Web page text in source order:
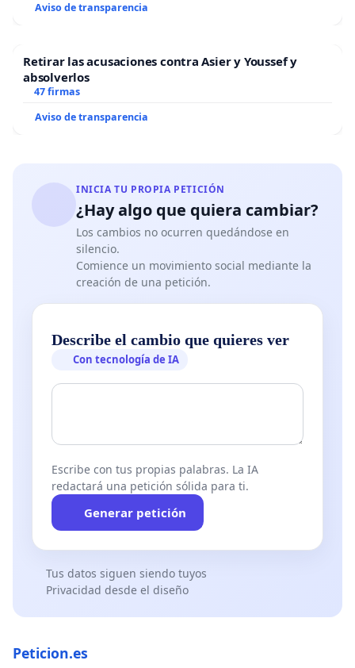
Aviso de transparencia
Retirar las acusaciones contra Asier y Youssef y
absolverlos
47 firmas
Aviso de transparencia
INICIA TU PROPIA PETICIÓN
¿Hay algo que quiera cambiar?
Los cambios no ocurren quedándose en
silencio.
Comience un movimiento social mediante la
creación de una petición.
Describe el cambio que quieres ver
Con tecnología de IA
Escribe con tus propias palabras. La IA
redactará una petición sólida para ti.
Generar petición
Tus datos siguen siendo tuyos
Privacidad desde el diseño
Peticion.es